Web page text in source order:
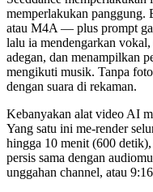
memperlakukan
atau M4A — plus prompt
lalu ia mendengarkan
adegan, dan menampilkan
mengikuti musik. Tanpa
dengan suara di rekaman.
Kebanyakan alat video AI
Yang satu ini me-render
hingga 10 menit (600
persis sama dengan
unggahan channel, atau